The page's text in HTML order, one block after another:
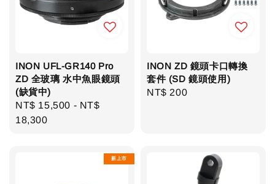
INON UFL-GR140 Pro
ZD 全玻璃 水中魚眼鏡頭
(缺貨中)
Regular
price
NT$ 15,500 - NT$
18,300
INON ZD 鏡頭卡口轉換
套件 (SD 鏡頭使用)
Regular
NT$ 200
新上市